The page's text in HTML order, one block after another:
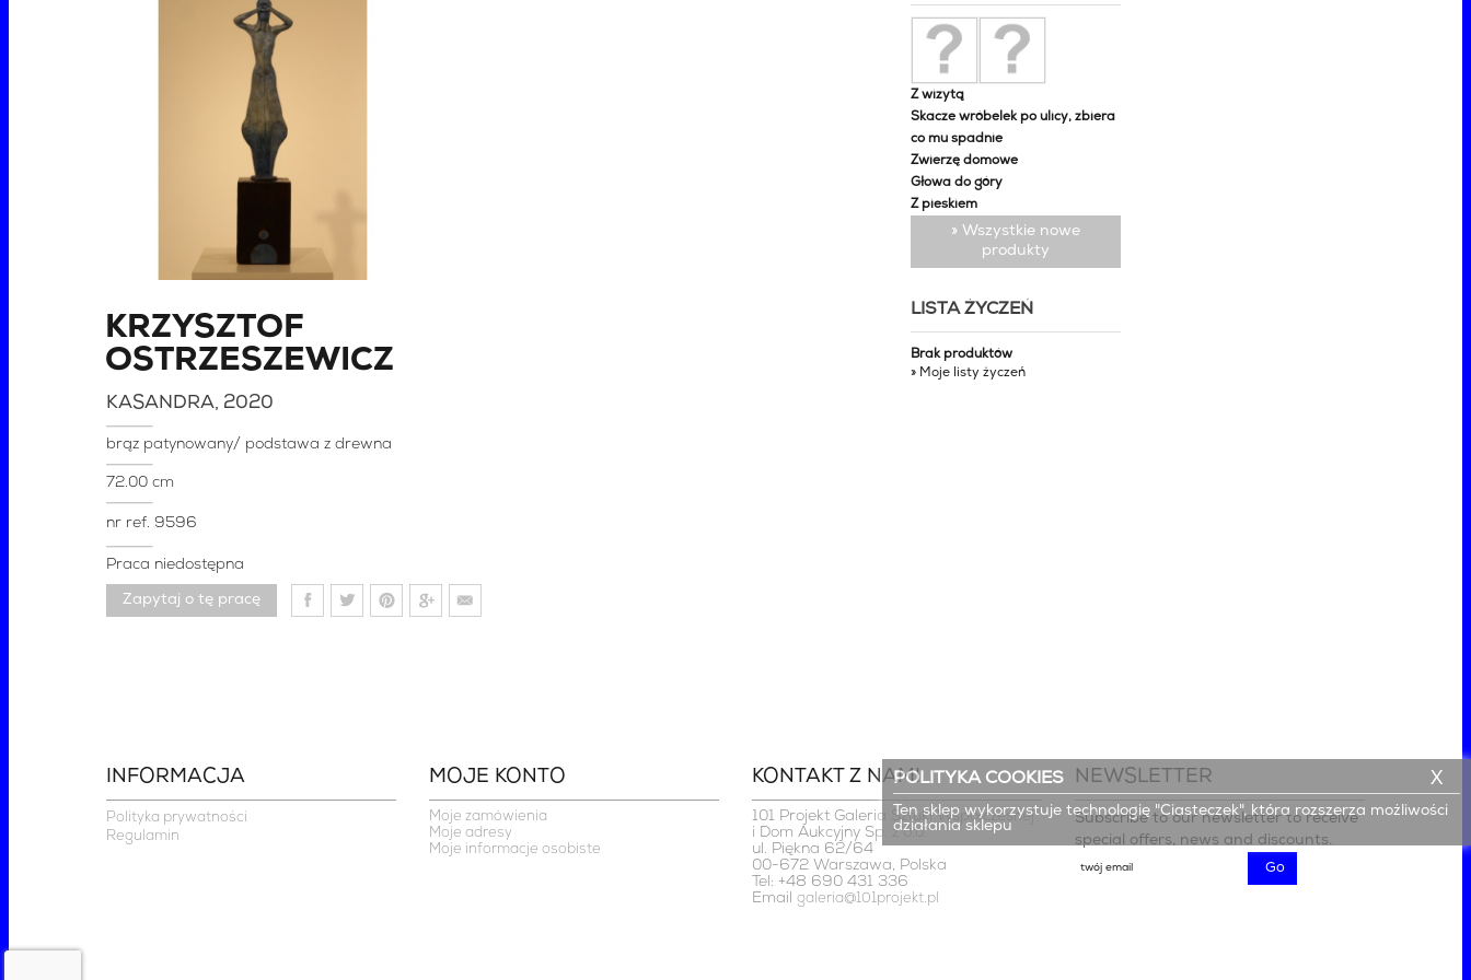
KRZYSZTOF
OSTRZESZEWICZ
KASANDRA, 2020
brąz patynowany/ podstawa z drewna
72.00 cm
nr ref. 9596
Praca niedostępna
Zapytaj o tę pracę
Z wizytą
Skacze wróbelek po ulicy, zbiera
co mu spadnie
Zwierzę domowe
Głowa do góry
Z pieskiem
» Wszystkie nowe
produkty
LISTA ŻYCZEŃ
Brak produktów
» Moje listy życzeń
INFORMACJA
Polityka prywatności
Regulamin
MOJE KONTO
Moje zamówienia
Moje adresy
Moje informacje osobiste
KONTAKT Z NAMI
101 Projekt Galeria Sztuki Współczesnej
i Dom Aukcyjny Sp. z o.o.
ul. Piękna 62/64
00-672 Warszawa, Polska
Tel: +48 690 431 336
Email galeria@101projekt.pl
NEWSLETTER
Subscribe to our newsletter to receive
special offers, news and discounts.
POLITYKA COOKIES
Ten sklep wykorzystuje technologię "Ciasteczek", która rozszerza możliwości
działania sklepu
X